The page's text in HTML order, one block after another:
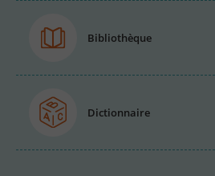
Bibliothèque
Dictionnaire